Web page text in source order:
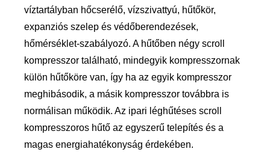
víztartályban hőcserélő, vízszivattyú, hűtőkör,
expanziós szelep és védőberendezések,
hőmérséklet-szabályozó. A hűtőben négy scroll
kompresszor található, mindegyik kompresszornak
külön hűtőköre van, így ha az egyik kompresszor
meghibásodik, a másik kompresszor továbbra is
normálisan működik. Az ipari léghűtéses scroll
kompresszoros hűtő az egyszerű telepítés és a
magas energiahatékonyság érdekében.